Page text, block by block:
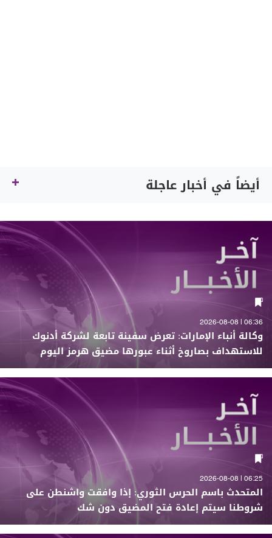
أيضاً في أخبار عاجلة
06:36 | 2026-08-08
وكالة أنباء الإمارات: تعرض سفينة تابعة لشركة أدنوك
للاستهداف بصاروخ أثناء عبورها مضيق هرمز اليوم
06:25 | 2026-08-08
المتحدث باسم الحرس الثوري: إذا وافقت واشنطن على
شروطنا سيتم إعادة فتح المضيق دون شك